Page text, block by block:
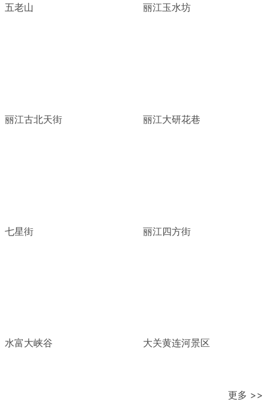
五老山 丽江玉水坊
丽江古北天街 丽江大研花巷
七星街 丽江四方街
水富大峡谷 大关黄连河景区
更多 >>